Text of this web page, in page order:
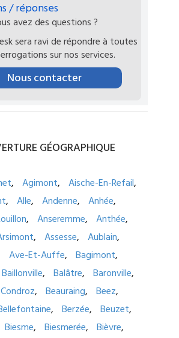
/ réponses
avez des questions ?
sera ravi de répondre à toutes
sur nos services.
Nous contacter
GÉOGRAPHIQUE
Agimont
Aische-En-Refail
Alle Andenne
Anhée
Anseremme
Anthée
Assesse
Aublain
Ave-Et-Auffe
Bagimont
Baillonville Balâtre
Baronville
Beauraing
Beez
Berzée
Beuzet
Biesme Biesmerée
Bièvre